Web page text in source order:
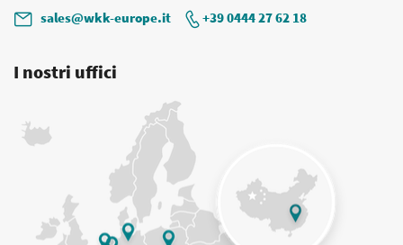
sales@wkk-europe.it
+39 0444 27 62 18
I nostri uffici